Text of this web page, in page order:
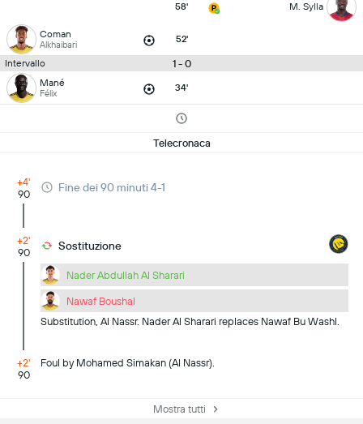
58' M. Sylla
Coman
Alkhaibari 52'
Intervallo 1 - 0
Mané
Félix 34'
Telecronaca
+4'
90
Fine dei 90 minuti 4-1
+2'
90
Sostituzione
Nader Abdullah Al Sharari
Nawaf Boushal
Substitution, Al Nassr. Nader Al Sharari replaces Nawaf Bu Washl.
+2'
90
Foul by Mohamed Simakan (Al Nassr).
Mostra tutti